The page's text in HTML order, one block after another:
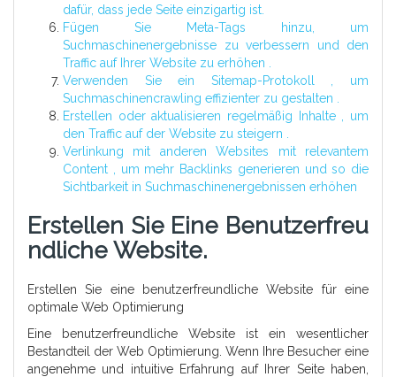
dafür, dass jede Seite einzigartig ist.
Fügen Sie Meta-Tags hinzu, um
Suchmaschinenergebnisse zu verbessern und den
Traffic auf Ihrer Website zu erhöhen .
Verwenden Sie ein Sitemap-Protokoll , um
Suchmaschinencrawling effizienter zu gestalten .
Erstellen oder aktualisieren regelmäßig Inhalte , um
den Traffic auf der Website zu steigern .
Verlinkung mit anderen Websites mit relevantem
Content , um mehr Backlinks generieren und so die
Sichtbarkeit in Suchmaschinenergebnissen erhöhen
Erstellen Sie Eine Benutzerfreu
Ndliche Website.
Erstellen Sie eine benutzerfreundliche Website für eine
optimale Web Optimierung
Eine benutzerfreundliche Website ist ein wesentlicher
Bestandteil der Web Optimierung. Wenn Ihre Besucher eine
angenehme und intuitive Erfahrung auf Ihrer Seite haben,